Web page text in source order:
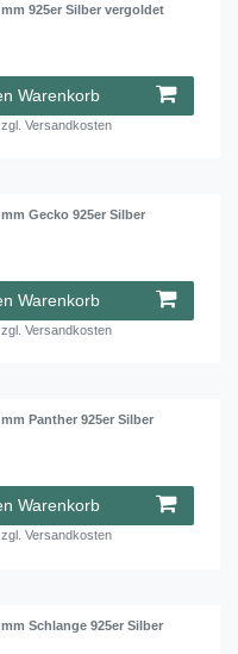
925er Silber vergoldet
Warenkorb
Versandkosten
Gecko 925er Silber
Warenkorb
Versandkosten
Panther 925er Silber
Warenkorb
Versandkosten
Schlange 925er Silber